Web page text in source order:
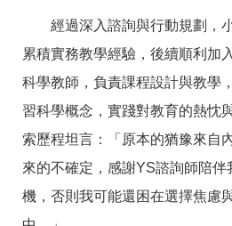
經過深入諮詢與行動規劃，
累積實務教學經驗，後續順利加
科學教師，負責課程設計與教學
習科學概念，實踐對教育的熱忱
索歷程坦言：「原本的猶豫來自
來的不確定，感謝YS諮詢師陪伴
機，否則我可能還困在選擇焦慮